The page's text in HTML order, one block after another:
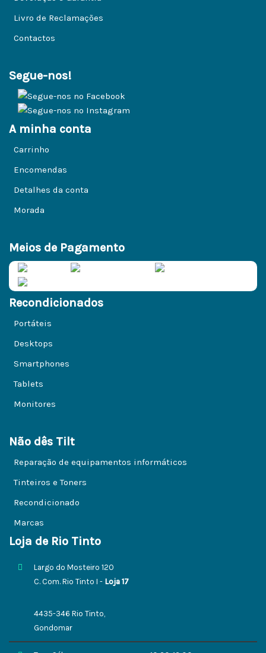
Livro de Reclamações
Contactos
Segue-nos!
A minha conta
Carrinho
Encomendas
Detalhes da conta
Morada
Meios de Pagamento
Recondicionados
Portáteis
Desktops
Smartphones
Tablets
Monitores
Não dês Tilt
Reparação de equipamentos informáticos
Tinteiros e Toners
Recondicionado
Marcas
Loja de Rio Tinto
Largo do Mosteiro 120
C. Com. Rio Tinto I - Loja 17
4435-346 Rio Tinto,
Gondomar